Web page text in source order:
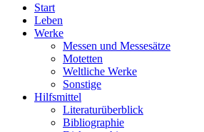
Start
Leben
Werke
Messen und Messesätze
Motetten
Weltliche Werke
Sonstige
Hilfsmittel
Literaturüberblick
Bibliographie